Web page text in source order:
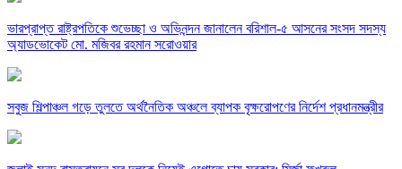
ভারপ্রাপ্ত রাষ্ট্রপতিকে শুভেচ্ছা ও অভিনন্দন জানালেন বরিশাল-৫ আসনের সংসদ সদস্য
অ্যাডভোকেট মো. মজিবর রহমান সরোওয়ার
সবুজ শিল্পাঞ্চল গড়ে তুলতে অর্থনৈতিক অঞ্চলে ব্যাপক বৃক্ষরোপণের নির্দেশ প্রধানমন্ত্রীর